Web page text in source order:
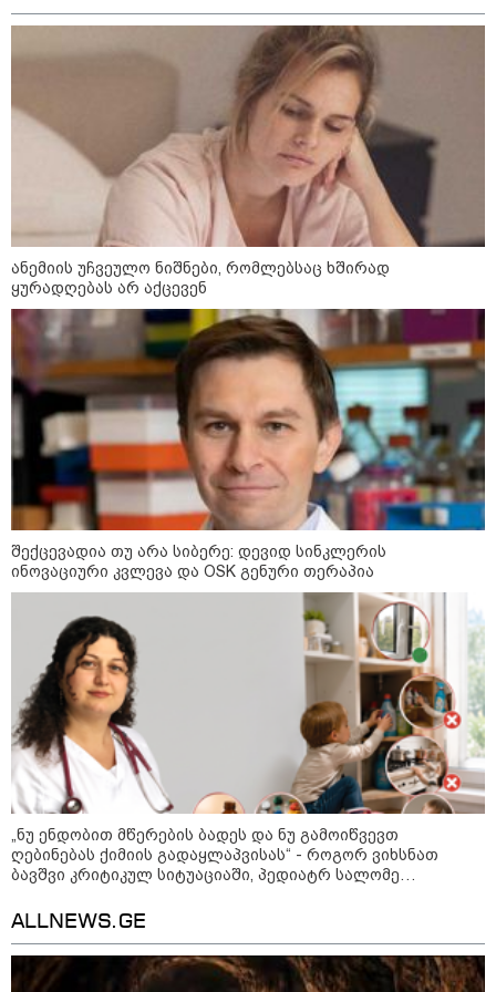
ტარიელ კაკაბაძე - ნატა
ვიბლიანის საქმეზე საზოგადოება
უახლოეს დღეებში გაიგებს
სიახლეს, დაიდება პირველი
მნიშვნელოვანი შედეგი და
ოფიციალურად ცნობენ
დაზარალებულად
ყვარელში თვითნებურად
მოწყობილ ავტორბოლაზე
არასრუწლოვნის დაღუპვის
საქმეზე 2 პირს ბრალი წარედგინა
პროკურატურამ 2024 წელს
სამტრედიაში წინასაარჩევნო
კამპანიის დროს ძალადობის
ფაქტზე სამ პირს, მათ შორის ნიკა
მელიას თანმხლებ პირებს
ბრალდება წარუდგინა
თბილისის ზღვაში 17 წლის ბიჭი
დაიხრჩო
მოზაიკა
ანემიის უჩვეულო ნიშნები, რომლებსაც ხშირად
ყურადღებას არ აქცევენ
შექცევადია თუ არა სიბერე: დევიდ სინკლერის
ინოვაციური კვლევა და OSK გენური თერაპია
„ნუ ენდობით მწერების ბადეს და ნუ გამოიწვევთ
ღებინებას ქიმიის გადაყლაპვისას“ - როგორ ვიხსნათ
ბავშვი კრიტიკულ სიტუაციაში, პედიატრ სალომე
ALLNEWS.GE